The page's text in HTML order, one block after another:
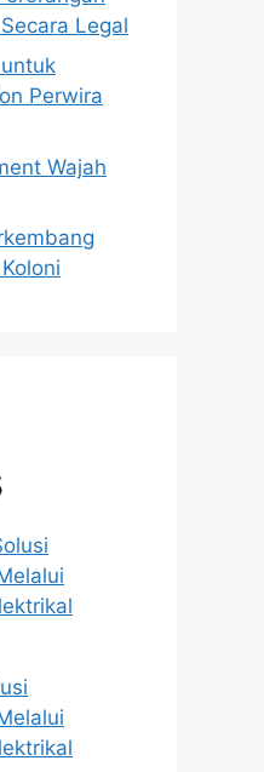
Legal
Perwira
Wajah